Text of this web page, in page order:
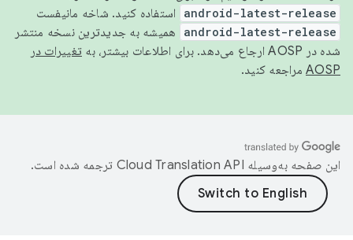
android-latest-release استفاده کنید. شاخه مانیفست
android-latest-release
همیشه به جدیدترین نسخه منتشر
شده در AOSP ارجاع می‌دهد. برای اطلاعات بیشتر، به
تغییرات در
AOSP مراجعه کنید.
این صفحه به‌وسیله ترجمه شده است.